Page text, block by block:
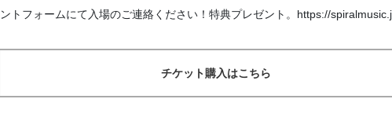
トフォームにて入場のご連絡ください！特典プレゼント。https://
チケット購入はこちら